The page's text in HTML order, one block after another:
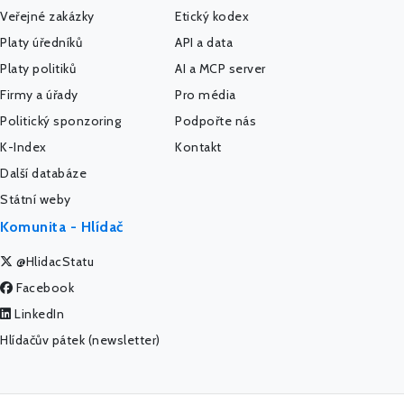
Veřejné zakázky
Platy úředníků
Platy politiků
Firmy a úřady
Politický sponzoring
K-Index
Další databáze
Státní weby
Etický kodex
API a data
AI a MCP server
Pro média
Podpořte nás
Kontakt
Komunita - Hlídač
@HlidacStatu
Facebook
LinkedIn
Hlídačův pátek (newsletter)